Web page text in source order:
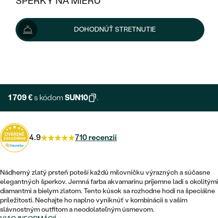
KOMBINOVANÉ ZLATO
PODĽA ŠTÝLU
BEZ KAMEŇA
VYKROJENÉ
VINTAGE
NETRADIČNÉ
TEPANÉ
POSTRANNÉ DRAHOKAMY
HALO
VINTAGE
SET ZÁSNUBNÉHO PRSTEŇA A
OBRÚČOK
NETRADIČNÉ
ZOSTAVTE SI PRSTEŇ
ZAČAŤ S PRSTEŇOM
VÝPREDAJ
ŠPERKY ČO POMÁHAJÚ
NÁUŠNICE
PRÍVESKY
SETY
PÁNSKE ŠPERKY
PLATINOVÉ
NAPICHOVACIE
MINIMALISTICKÉ
VISIACE
SOLITÉR
V TVARE SRDCA
ZLATÉ
STRIEBORNÉ
PODĽA ŠTÝLU
NARODENIE DIEŤAŤA
SO ZNAMENÍM ZVEROKRUHU
MINIMALISTICKÉ
VÝPREDAJ
STRIEBORNÉ
PLATINOVÉ
PODĽA ŠTÝLU
ETERNITY
MINIMALISTICKÉ
DOHODNÚŤ STRETNUTIE
1 899 €
Šperk vám vyrobíme a doručíme do 3 - 4 týždňov.
Možnosti doručenia
1 709 €s kódom SUN10 .
4.9 710 recenzií
Nádherný zlatý prsteň poteší každú milovníčku výrazných a súčasne
elegantných šperkov. Jemná farba akvamarínu príjemne ladí s okolitými
diamantmi a bielym zlatom. Tento kúsok sa rozhodne hodí na špeciálne
príležitosti. Nechajte ho naplno vyniknúť v kombinácii s vašim
slávnostným outfitom a neodolateľným úsmevom.